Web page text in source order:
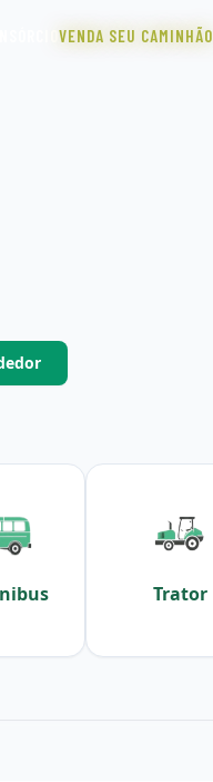
VENDA SEU CAMINHÃO
Trator